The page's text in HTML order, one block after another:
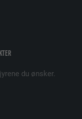
du ønsker.
LinkedIn for å